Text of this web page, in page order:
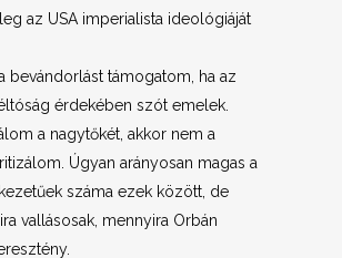
az USA imperialista ideológiáját
bevándorlást támogatom, ha az
érdekében szót emelek.
a nagytőkét, akkor nem a
Úgyan arányosan magas a
száma ezek között, de
vallásosak, mennyira Orbán